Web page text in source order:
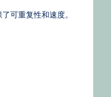
可重复性和速度。